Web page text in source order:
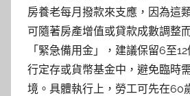
房養老每月撥款來支應，因為這
可隨著房產增值或貸款成數調整
「緊急備用金」，建議保留6至
行定存或貨幣基金中，避免臨時
境。具體執行上，勞工可先在60